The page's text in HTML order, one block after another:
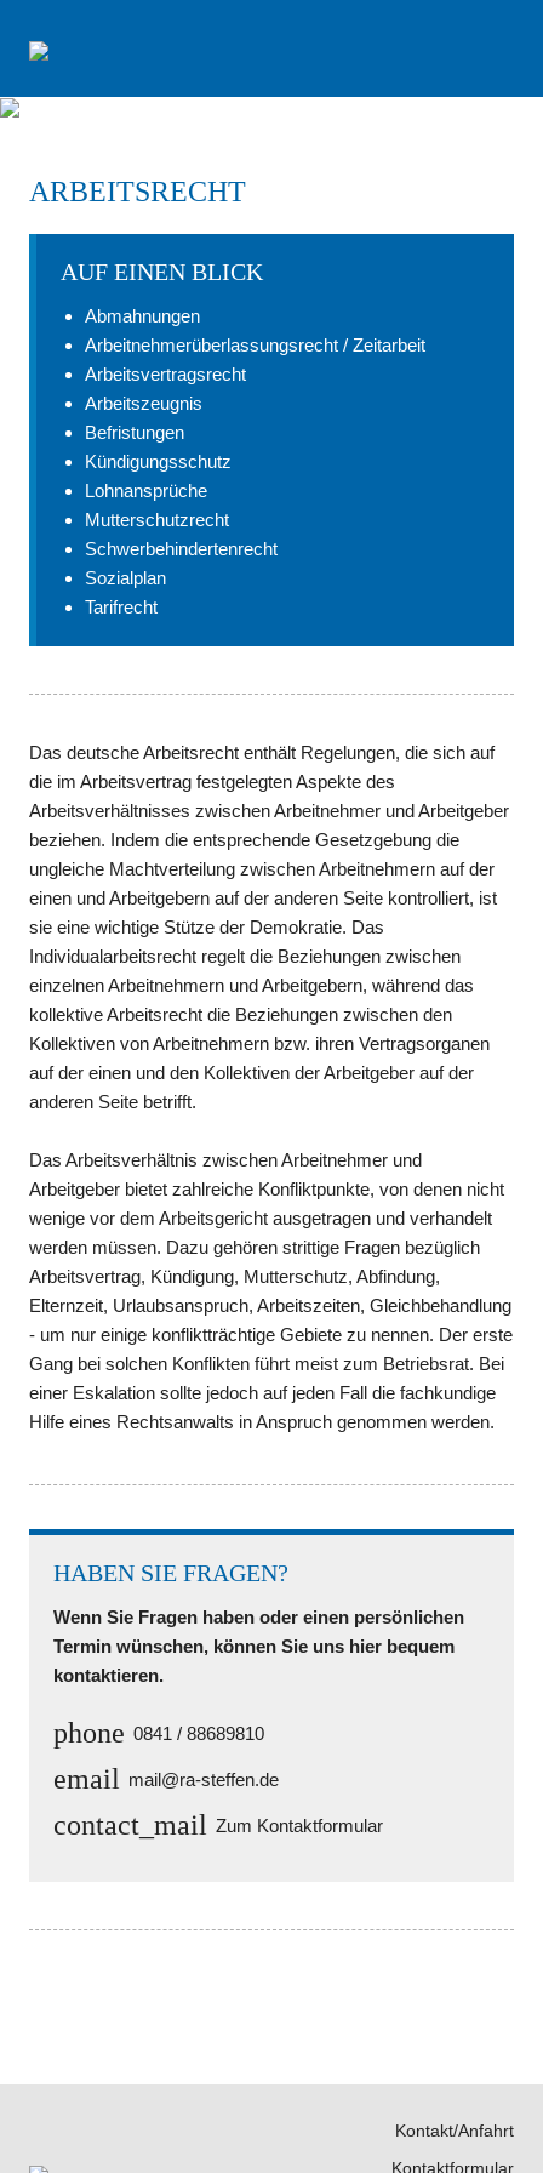
ARBEITSRECHT
AUF EINEN BLICK
Abmahnungen
Arbeitnehmerüberlassungsrecht / Zeitarbeit
Arbeitsvertragsrecht
Arbeitszeugnis
Befristungen
Kündigungsschutz
Lohnansprüche
Mutterschutzrecht
Schwerbehindertenrecht
Sozialplan
Tarifrecht
Das deutsche Arbeitsrecht enthält Regelungen, die sich auf
die im Arbeitsvertrag festgelegten Aspekte des
Arbeitsverhältnisses zwischen Arbeitnehmer und Arbeitgeber
beziehen. Indem die entsprechende Gesetzgebung die
ungleiche Machtverteilung zwischen Arbeitnehmern auf der
einen und Arbeitgebern auf der anderen Seite kontrolliert, ist
sie eine wichtige Stütze der Demokratie. Das
Individualarbeitsrecht regelt die Beziehungen zwischen
einzelnen Arbeitnehmern und Arbeitgebern, während das
kollektive Arbeitsrecht die Beziehungen zwischen den
Kollektiven von Arbeitnehmern bzw. ihren Vertragsorganen
auf der einen und den Kollektiven der Arbeitgeber auf der
anderen Seite betrifft.
Das Arbeitsverhältnis zwischen Arbeitnehmer und
Arbeitgeber bietet zahlreiche Konfliktpunkte, von denen nicht
wenige vor dem Arbeitsgericht ausgetragen und verhandelt
werden müssen. Dazu gehören strittige Fragen bezüglich
Arbeitsvertrag, Kündigung, Mutterschutz, Abfindung,
Elternzeit, Urlaubsanspruch, Arbeitszeiten, Gleichbehandlung
- um nur einige konfliktträchtige Gebiete zu nennen. Der erste
Gang bei solchen Konflikten führt meist zum Betriebsrat. Bei
einer Eskalation sollte jedoch auf jeden Fall die fachkundige
Hilfe eines Rechtsanwalts in Anspruch genommen werden.
HABEN SIE FRAGEN?
Wenn Sie Fragen haben oder einen persönlichen
Termin wünschen, können Sie uns hier bequem
kontaktieren.
phone 0841 / 88689810
email mail@ra-steffen.de
contact_mail Zum Kontaktformular
Kontakt/Anfahrt
Kontaktformular